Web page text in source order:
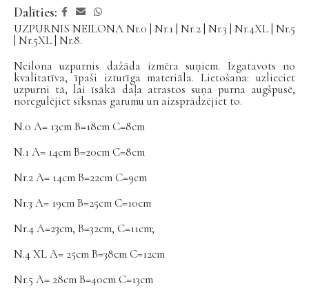
Dalīties:
UZPURNIS NEILONA Nr.0 | Nr.1 | Nr.2 | Nr.3 | Nr.4XL | Nr.5
| Nr.5XL | Nr.8.
Neilona uzpurnis dažāda izmēra suņiem. Izgatavots no
kvalitatīva, īpaši izturīga materiāla. Lietošana: uzlieciet
uzpurni tā, lai īsākā daļa atrastos suņa purna augšpusē,
noregulējiet siksnas garumu un aizsprādzējiet to.
N.0 A= 13cm B=18cm C=8cm
N.1 A= 14cm B=20cm C=8cm
Nr.2 A= 14cm B=22cm C=9cm
Nr.3 A= 19cm B=25cm C=10cm
Nr.4 A=23cm, B=32cm, C=11cm;
N.4 XL A= 25cm B=38cm C=12cm
Nr.5 A= 28cm B=40cm C=13cm